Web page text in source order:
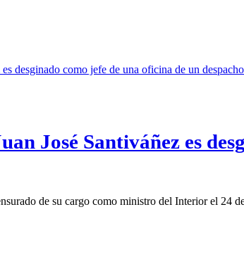
José Santiváñez es
de su cargo como ministro del Interior el 24